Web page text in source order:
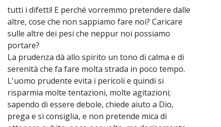
tutti i difetti! E perché vorremmo pretendere dalle
altre, cose che non sappiamo fare noi? Caricare
sulle altre dei pesi che neppur noi possiamo
portare?
La prudenza dà allo spirito un tono di calma e di
serenità che fa fare molta strada in poco tempo.
L'uomo prudente evita i pericoli e quindi si
risparmia molte tentazioni, molte agitazioni;
sapendo di essere debole, chiede aiuto a Dio,
prega e si consiglia, e non pretende mica di